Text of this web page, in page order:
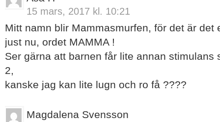
15 mars, 2017 kl. 10:21
Mitt namn blir Mammasmurfen, för det är det
just nu, ordet MAMMA !
Ser gärna att barnen får lite annan stimulans
2,
kanske jag kan lite lugn och ro få ????
Magdalena Svensson